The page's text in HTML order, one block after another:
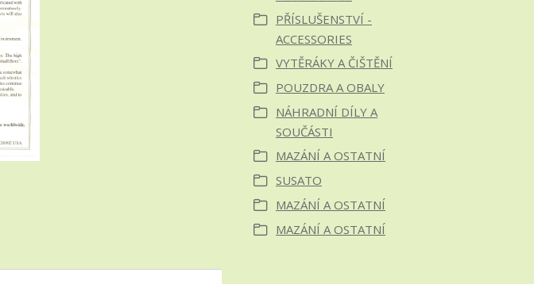
PŘÍSLUŠENSTVÍ -
ACCESSORIES
VYTĚRÁKY A ČIŠTĚNÍ
POUZDRA A OBALY
NÁHRADNÍ DÍLY A
SOUČÁSTI
MAZÁNÍ A OSTATNÍ
SUSATO
MAZÁNÍ A OSTATNÍ
MAZÁNÍ A OSTATNÍ